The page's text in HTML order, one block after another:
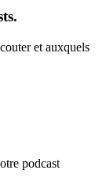
et auxquels
podcast